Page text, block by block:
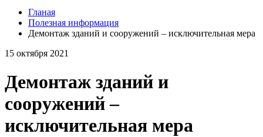
Гланая
Полезная информация
Демонтаж зданий и сооружений – исключительная мера
15 октября 2021
Демонтаж зданий и
сооружений –
исключительная мера